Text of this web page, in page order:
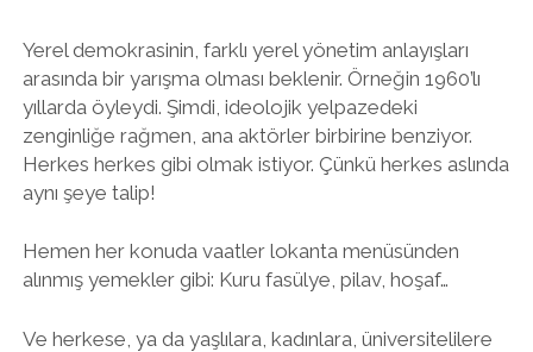
Yerel demokrasinin, farklı yerel yönetim anlayışları
arasında bir yarışma olması beklenir. Örneğin 1960’lı
yıllarda öyleydi. Şimdi, ideolojik yelpazedeki
zenginliğe rağmen, ana aktörler birbirine benziyor.
Herkes herkes gibi olmak istiyor. Çünkü herkes aslında
aynı şeye talip!
Hemen her konuda vaatler lokanta menüsünden
alınmış yemekler gibi: Kuru fasülye, pilav, hoşaf…
Ve herkese, ya da yaşlılara, kadınlara, üniversitelilere